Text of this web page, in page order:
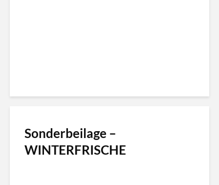
Sonderbeilage –
WINTERFRISCHE